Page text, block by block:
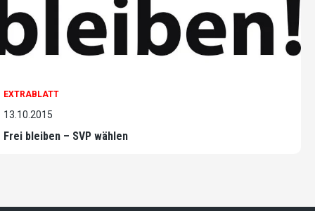
EXTRABLATT
13.10.2015
Frei bleiben – SVP wählen